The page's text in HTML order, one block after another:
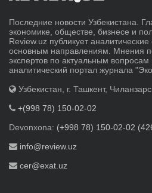
Последние новости Узбекистана.
экономике, обществе, бизнесе и
Review.uz публикует
основным направлениям. Мнения
экспертов по актуальным
аналитический портал журнала
Узбекистан, г. Ташкент,
+(998 78) 150-02-02
Devonxona: (+998 78) 150-02-02
info@review.uz
cer@exat.uz